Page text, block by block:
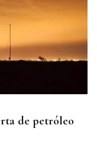
de petróleo